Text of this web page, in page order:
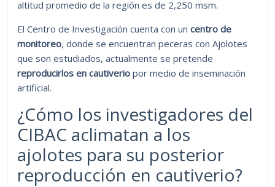
altitud promedio de la región es de 2,250 msm.
El Centro de Investigación cuenta con uncentro de
monitoreo, donde se encuentran peceras con Ajolotes
que son estudiados, actualmente se pretende
reproducirlos en cautiverio por medio de inseminación
artificial.
¿Cómo los investigadores del
CIBAC aclimatan a los
ajolotes para su posterior
reproducción en cautiverio?